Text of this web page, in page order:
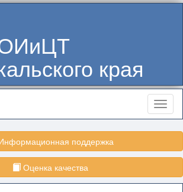
края
Меню
поддержка
Оценка качества